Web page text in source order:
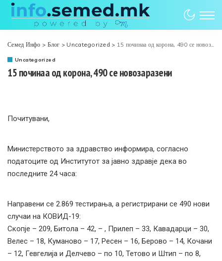
Семед Инфо > Блог > Uncategorized > 15 починаа од корона, 490 се новозаразени
Uncategorized
15 починаа од корона, 490 се новозаразени
Почитувани,
Министерството за здравство информира, согласно
податоците од Институтот за јавно здравје дека во
последните 24 часа:
Направени се 2.869 тестирања, а регистрирани се 490 нови
случаи на КОВИД-19:
Скопје – 209, Битола – 42, – , Прилеп – 33, Кавадарци – 30,
Велес – 18, Куманово – 17, Ресен – 16, Берово – 14, Кочани
– 12, Гевгелија и Делчево – по 10, Тетово и Штип – по 8,